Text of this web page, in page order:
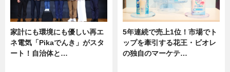
家計にも環境にも優しい再エ
ネ電気「Pikaでんき」がスタ
ート！自治体と…
5年連続で売上1位！市場でト
ップを牽引する花王・ビオレ
の独自のマーケテ…